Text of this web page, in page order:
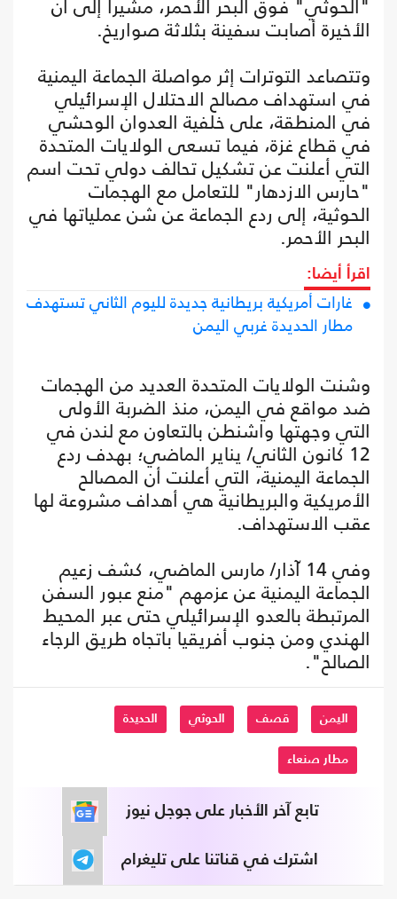
"الحوثي" فوق البحر الأحمر، مشيرا إلى أن
الأخيرة أصابت سفينة بثلاثة صواريخ.
وتتصاعد التوترات إثر مواصلة الجماعة اليمنية
في استهداف مصالح الاحتلال الإسرائيلي
في المنطقة، على خلفية العدوان الوحشي
في قطاع غزة، فيما تسعى الولايات المتحدة
التي أعلنت عن تشكيل تحالف دولي تحت اسم
"حارس الازدهار" للتعامل مع الهجمات
الحوثية، إلى ردع الجماعة عن شن عملياتها في
البحر الأحمر.
اقرأ أيضا:
غارات أمريكية بريطانية جديدة لليوم الثاني تستهدف
مطار الحديدة غربي اليمن
وشنت الولايات المتحدة العديد من الهجمات
ضد مواقع في اليمن، منذ الضربة الأولى
التي وجهتها واشنطن بالتعاون مع لندن في
12 كانون الثاني/ يناير الماضي؛ بهدف ردع
الجماعة اليمنية، التي أعلنت أن المصالح
الأمريكية والبريطانية هي أهداف مشروعة لها
عقب الاستهداف.
وفي 14 آذار/ مارس الماضي، كشف زعيم
الجماعة اليمنية عن عزمهم "منع عبور السفن
المرتبطة بالعدو الإسرائيلي حتى عبر المحيط
الهندي ومن جنوب أفريقيا باتجاه طريق الرجاء
الصالح".
اليمن قصف الحوثي الحديدة
مطار صنعاء
تابع آخر الأخبار على جوجل نيوز
اشترك في قناتنا على تليغرام